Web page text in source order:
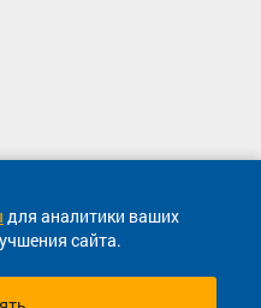
для аналитики ваших
сайта.